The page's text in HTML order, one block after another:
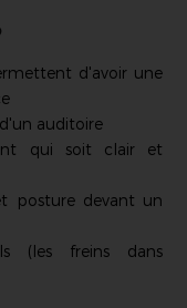
d'avoir une
auditoire
qui soit clair et
posture devant un
(les freins dans